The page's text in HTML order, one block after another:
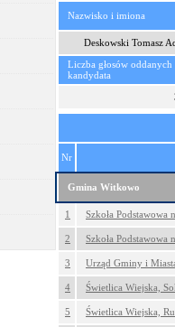
Nazwisko i imiona
Deskowski Tomasz
Liczba głosów oddanych
kandydata
Nr
Gmina Witkowo
1 Szkoła
2 Szkoła
3 Urząd Gminy i
4 Świetlica Wiejska,
5 Świetlica Wiejska,